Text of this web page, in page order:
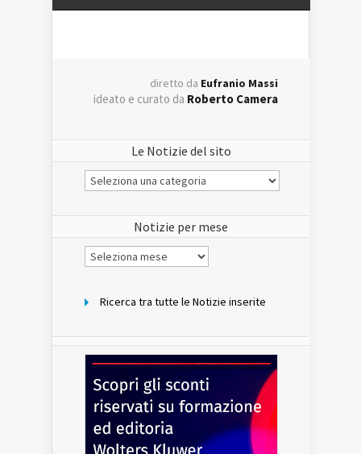
diretto da Eufranio Massi
ideato e curato da Roberto Camera
Le Notizie del sito
Le
Notizie
Notizie per mese
Notizie
per
Ricerca tra tutte le Notizie inserite